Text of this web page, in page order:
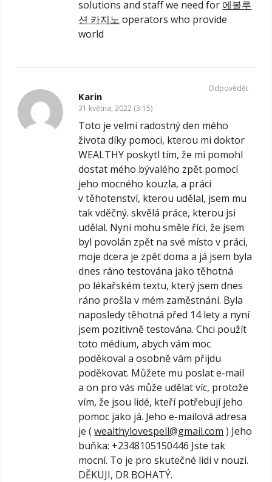
solutions and staff we need for 에볼루
션 카지노 operators who provide
world
Karin
31 května, 2022 (3:15)
Toto je velmi radostný den mého
života díky pomoci, kterou mi doktor
WEALTHY poskytl tím, že mi pomohl
dostat mého bývalého zpět pomocí
jeho mocného kouzla, a práci
v těhotenství, kterou udělal, jsem mu
tak vděčný. skvělá práce, kterou jsi
udělal. Nyní mohu směle říci, že jsem
byl povolán zpět na své místo v práci,
moje dcera je zpět doma a já jsem byla
dnes ráno testována jako těhotná
po lékařském textu, který jsem dnes
ráno prošla v mém zaměstnání. Byla
naposledy těhotná před 14 lety a nyní
jsem pozitivně testována. Chci použít
toto médium, abych vám moc
poděkoval a osobně vám přijdu
poděkovat. Můžete mu poslat e-mail
a on pro vás může udělat víc, protože
vím, že jsou lidé, kteří potřebují jeho
pomoc jako já. Jeho e-mailová adresa
je (wealthylovespell@gmail.com ) Jeho
buňka: +2348105150446 Jste tak
mocní. To je pro skutečné lidi v nouzi.
DĚKUJI, DR BOHATÝ.
Odpovědět